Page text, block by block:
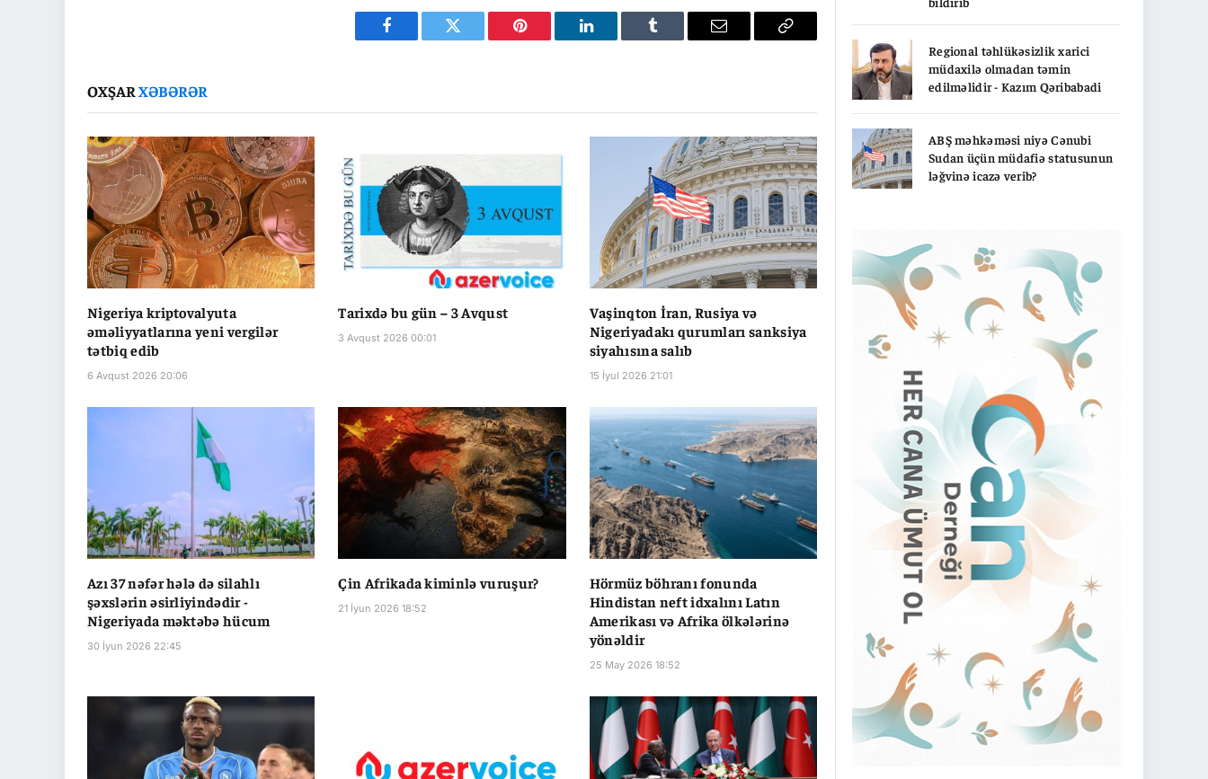
Facebook Twitter Pinterest LinkedIn Tumblr Email
Copy
OXŞARXƏBƏRƏR
Nigeriya kriptovalyuta
əməliyyatlarına yeni vergilər
tətbiq edib
6 Avqust 2026 20:06
Tarixdə bu gün – 3 Avqust
3 Avqust 2026 00:01
Vaşinqton İran, Rusiya və
Nigeriyadakı qurumları sanksiya
siyahısına salıb
15 İyul 2026 21:01
Azı 37 nəfər hələ də silahlı
şəxslərin əsirliyindədir -
Nigeriyada məktəbə hücum
30 İyun 2026 22:45
Çin Afrikada kiminlə vuruşur?
21 İyun 2026 18:52
Hörmüz böhranı fonunda
Hindistan neft idxalını Latın
Amerikası və Afrika ölkələrinə
yönəldir
25 May 2026 18:52
Regional təhlükəsizlik xarici
müdaxilə olmadan təmin
edilməlidir - Kazım Qəribabadi
ABŞ məhkəməsi niyə Cənubi
Sudan üçün müdafiə statusunun
ləğvinə icazə verib?